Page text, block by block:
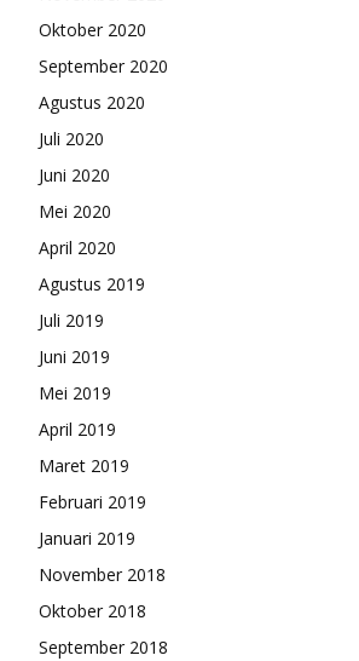
Oktober 2020
September 2020
Agustus 2020
Juli 2020
Juni 2020
Mei 2020
April 2020
Agustus 2019
Juli 2019
Juni 2019
Mei 2019
April 2019
Maret 2019
Februari 2019
Januari 2019
November 2018
Oktober 2018
September 2018